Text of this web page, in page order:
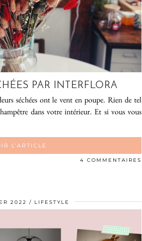
PAR INTERFLORA
séchées ont le vent en poupe. Rien de tel
dans votre intérieur. Et si vous vous
L’ARTICLE
4 COMMENTAIRES
2022 LIFESTYLE